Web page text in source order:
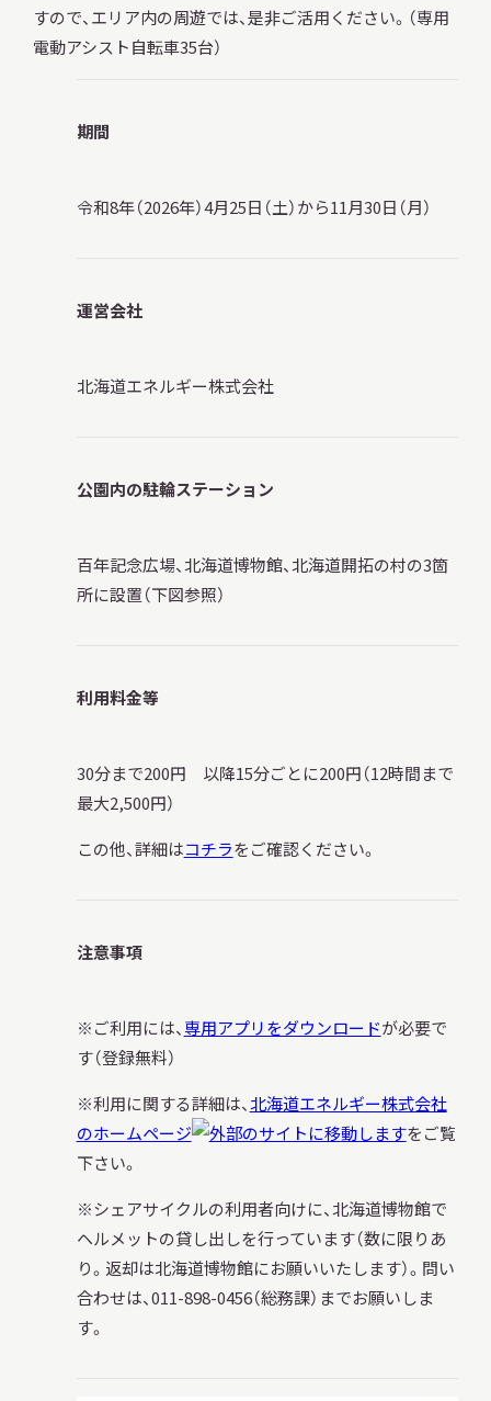
すので、エリア内の周遊では、是非ご活用ください。（専用
電動アシスト自転車35台）
期間
令和8年（2026年）4月25日（土）から11月30日（月）
運営会社
北海道エネルギー株式会社
公園内の駐輪ステーション
百年記念広場、北海道博物館、北海道開拓の村の3箇
所に設置（下図参照）
利用料金等
30分まで200円 以降15分ごとに200円（12時間まで
最大2,500円）
この他、詳細はコチラをご確認ください。
注意事項
※ご利用には、 専用アプリをダウンロードが必要で
す（登録無料）
※利用に関する詳細は、北海道エネルギー株式会社
のホームページ
をご覧
下さい。
※シェアサイクルの利用者向けに、北海道博物館で
ヘルメットの貸し出しを行っています（数に限りあ
り。返却は北海道博物館にお願いいたします）。問い
合わせは、011-898-0456（総務課）までお願いしま
す。